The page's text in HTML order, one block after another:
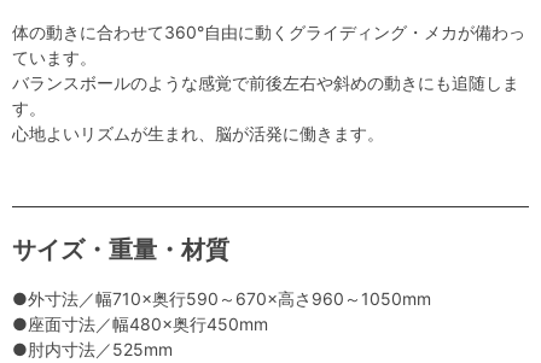
体の動きに合わせて360°自由に動くグライディング・メカが備わっ
ています。
バランスボールのような感覚で前後左右や斜めの動きにも追随しま
す。
心地よいリズムが生まれ、脳が活発に働きます。
サイズ・重量・材質
●外寸法／幅710×奥行590～670×高さ960～1050mm
●座面寸法／幅480×奥行450mm
●肘内寸法／525mm